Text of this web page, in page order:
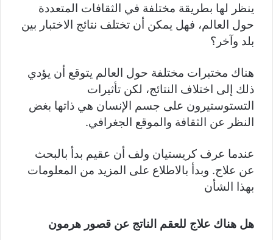
ينظر لها بطريقة مختلفة في الثقافات المتعددة
حول العالم، فهل يمكن أن تختلف نتائج الاختبار بين
بلد وآخر؟
هناك مختبرات مختلفة حول العالم يتوقع أن يؤدي
ذلك إلى اختلاف النتائج، لكن تأثيرات
التستوستيرون على جسم الإنسان هي ذاتها بغض
النظر عن الثقافة والموقع الجغرافي.
عندما عرف كريستيان ولف أن عقيم بدأ بالبحث
عن علاج. وبدأ بالاطلاع على المزيد من المعلومات
بهذا الشأن
هل هناك علاج للعقم الناتج عن قصور هرمون